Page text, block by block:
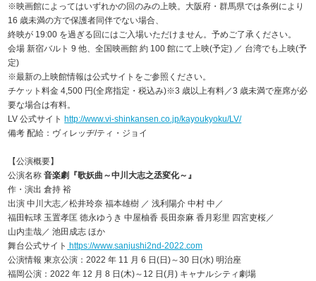
※映画館によってはいずれかの回のみの上映。大阪府・群馬県では条例により
16 歳未満の方で保護者同伴でない場合、
終映が 19:00 を過ぎる回にはご入場いただけません。予めご了承ください。
会場 新宿バルト 9 他、全国映画館 約 100 館にて上映(予定) ／ 台湾でも上映(予
定)
※最新の上映館情報は公式サイトをご参照ください。
チケット料金 4,500 円(全席指定・税込み)※3 歳以上有料／3 歳未満で座席が必
要な場合は有料。
LV 公式サイトhttp://www.vi-shinkansen.co.jp/kayoukyoku/LV/
備考 配給：ヴィレッヂ/ティ・ジョイ
【公演概要】
公演名称音楽劇『歌妖曲～中川大志之丞変化～』
作・演出 倉持 裕
出演 中川大志／松井玲奈 福本雄樹 ／ 浅利陽介 中村 中／
福田転球 玉置孝匡 徳永ゆうき 中屋柚香 長田奈麻 香月彩里 四宮吏桜／
山内圭哉／ 池田成志 ほか
舞台公式サイト https://www.sanjushi2nd-2022.com
公演情報 東京公演：2022 年 11 月 6 日(日)～30 日(水) 明治座
福岡公演：2022 年 12 月 8 日(木)～12 日(月) キャナルシティ劇場